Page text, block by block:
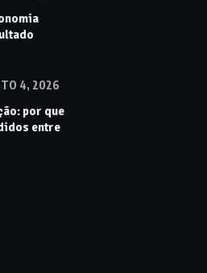
4, 2026
por que
entre